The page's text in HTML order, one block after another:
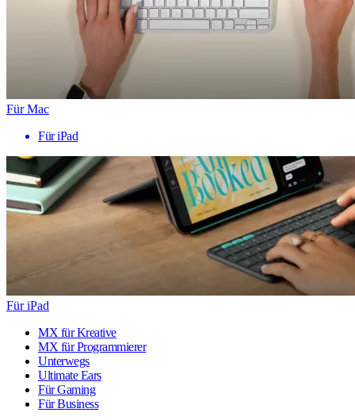
Für Mac
Für iPad
Für iPad
MX für Kreative
MX für Programmierer
Unterwegs
Ultimate Ears
Für Gaming
Für Business